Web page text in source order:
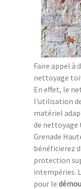
Faire appel à
nettoyage
En effet, le
l'utilisation
matériel
de nettoyage
Grenade
bénéficierez
protection
intempéries.
pour le